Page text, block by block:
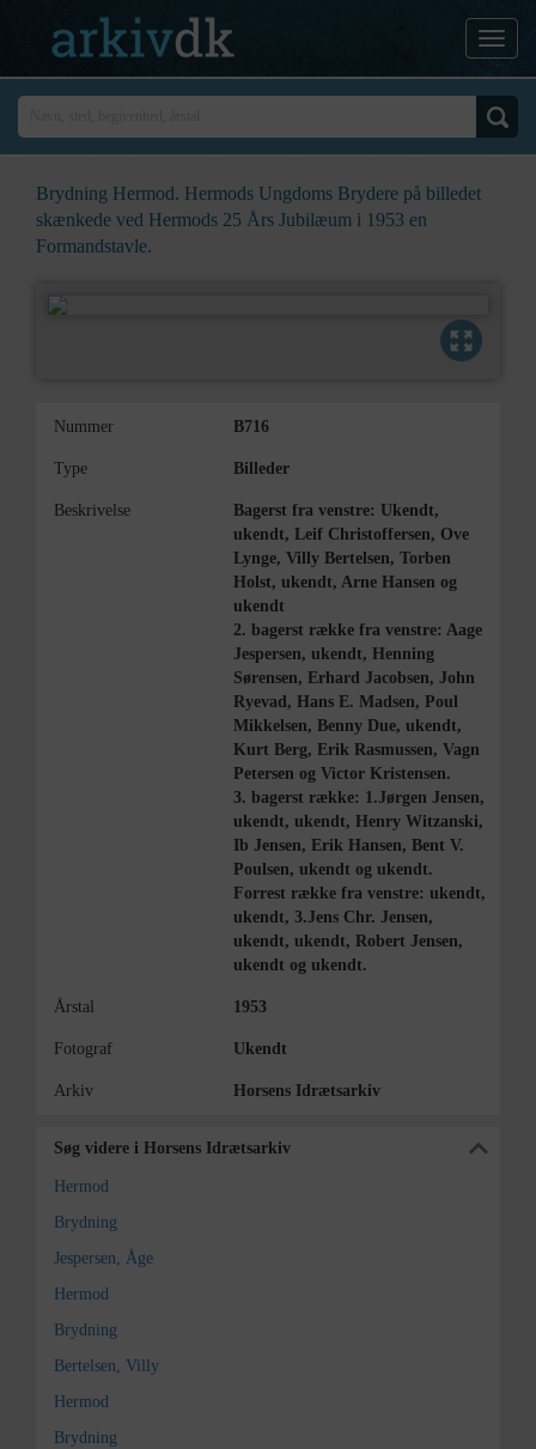
Brydning Hermod. Hermods Ungdoms Brydere på billedet
skænkede ved Hermods 25 Års Jubilæum i 1953 en
Formandstavle.
Nummer B716
Type Billeder
Beskrivelse
Bagerst fra venstre: Ukendt,
ukendt, Leif Christoffersen, Ove
Lynge, Villy Bertelsen, Torben
Holst, ukendt, Arne Hansen og
ukendt
2. bagerst række fra venstre: Aage
Jespersen, ukendt, Henning
Sørensen, Erhard Jacobsen, John
Ryevad, Hans E. Madsen, Poul
Mikkelsen, Benny Due, ukendt,
Kurt Berg, Erik Rasmussen, Vagn
Petersen og Victor Kristensen.
3. bagerst række: 1.Jørgen Jensen,
ukendt, ukendt, Henry Witzanski,
Ib Jensen, Erik Hansen, Bent V.
Poulsen, ukendt og ukendt.
Forrest række fra venstre: ukendt,
ukendt, 3.Jens Chr. Jensen,
ukendt, ukendt, Robert Jensen,
ukendt og ukendt.
Årstal 1953
Fotograf Ukendt
Arkiv Horsens Idrætsarkiv
Søg videre i Horsens Idrætsarkiv
Hermod
Brydning
Jespersen, Åge
Hermod
Brydning
Bertelsen, Villy
Hermod
Brydning